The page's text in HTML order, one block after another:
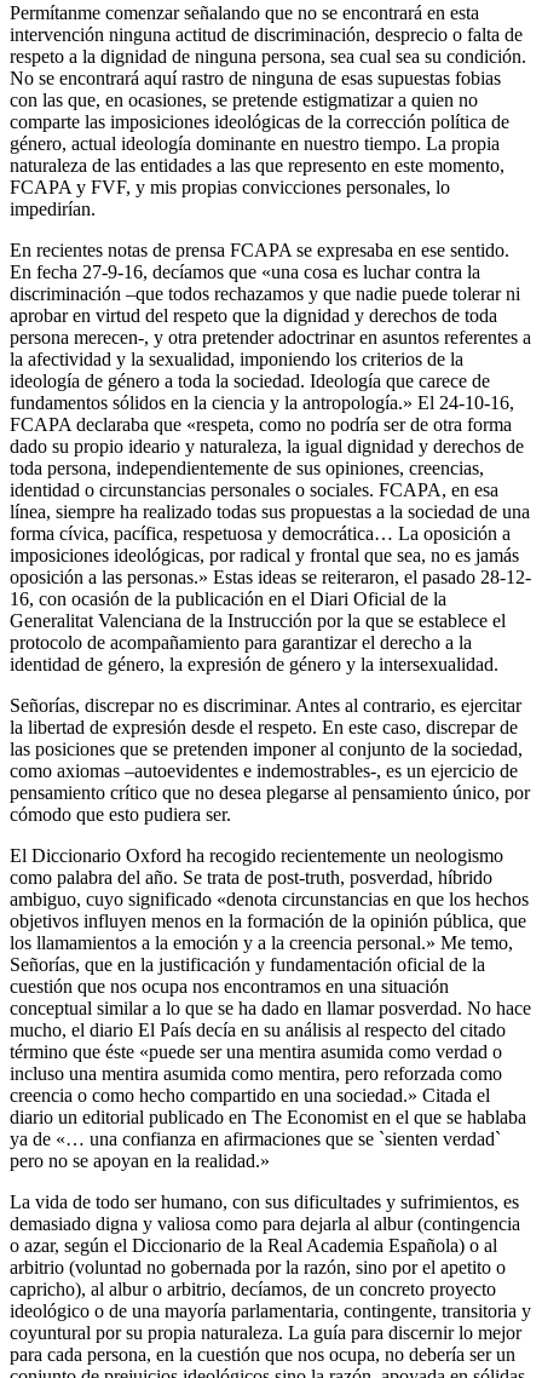
Permítanme comenzar señalando que no se encontrará en esta
intervención ninguna actitud de discriminación, desprecio o falta de
respeto a la dignidad de ninguna persona, sea cual sea su condición.
No se encontrará aquí rastro de ninguna de esas supuestas fobias
con las que, en ocasiones, se pretende estigmatizar a quien no
comparte las imposiciones ideológicas de la corrección política de
género, actual ideología dominante en nuestro tiempo. La propia
naturaleza de las entidades a las que represento en este momento,
FCAPA y FVF, y mis propias convicciones personales, lo
impedirían.
En recientes notas de prensa FCAPA se expresaba en ese sentido.
En fecha 27-9-16, decíamos que «una cosa es luchar contra la
discriminación –que todos rechazamos y que nadie puede tolerar ni
aprobar en virtud del respeto que la dignidad y derechos de toda
persona merecen-, y otra pretender adoctrinar en asuntos referentes a
la afectividad y la sexualidad, imponiendo los criterios de la
ideología de género a toda la sociedad. Ideología que carece de
fundamentos sólidos en la ciencia y la antropología.» El 24-10-16,
FCAPA declaraba que «respeta, como no podría ser de otra forma
dado su propio ideario y naturaleza, la igual dignidad y derechos de
toda persona, independientemente de sus opiniones, creencias,
identidad o circunstancias personales o sociales. FCAPA, en esa
línea, siempre ha realizado todas sus propuestas a la sociedad de una
forma cívica, pacífica, respetuosa y democrática… La oposición a
imposiciones ideológicas, por radical y frontal que sea, no es jamás
oposición a las personas.» Estas ideas se reiteraron, el pasado 28-12-
16, con ocasión de la publicación en el Diari Oficial de la
Generalitat Valenciana de la Instrucción por la que se establece el
protocolo de acompañamiento para garantizar el derecho a la
identidad de género, la expresión de género y la intersexualidad.
Señorías, discrepar no es discriminar. Antes al contrario, es ejercitar
la libertad de expresión desde el respeto. En este caso, discrepar de
las posiciones que se pretenden imponer al conjunto de la sociedad,
como axiomas –autoevidentes e indemostrables-, es un ejercicio de
pensamiento crítico que no desea plegarse al pensamiento único, por
cómodo que esto pudiera ser.
El Diccionario Oxford ha recogido recientemente un neologismo
como palabra del año. Se trata de post-truth, posverdad, híbrido
ambiguo, cuyo significado «denota circunstancias en que los hechos
objetivos influyen menos en la formación de la opinión pública, que
los llamamientos a la emoción y a la creencia personal.» Me temo,
Señorías, que en la justificación y fundamentación oficial de la
cuestión que nos ocupa nos encontramos en una situación
conceptual similar a lo que se ha dado en llamar posverdad. No hace
mucho, el diario El País decía en su análisis al respecto del citado
término que éste «puede ser una mentira asumida como verdad o
incluso una mentira asumida como mentira, pero reforzada como
creencia o como hecho compartido en una sociedad.» Citada el
diario un editorial publicado en The Economist en el que se hablaba
ya de «… una confianza en afirmaciones que se `sienten verdad`
pero no se apoyan en la realidad.»
La vida de todo ser humano, con sus dificultades y sufrimientos, es
demasiado digna y valiosa como para dejarla al albur (contingencia
o azar, según el Diccionario de la Real Academia Española) o al
arbitrio (voluntad no gobernada por la razón, sino por el apetito o
capricho), al albur o arbitrio, decíamos, de un concreto proyecto
ideológico o de una mayoría parlamentaria, contingente, transitoria y
coyuntural por su propia naturaleza. La guía para discernir lo mejor
para cada persona, en la cuestión que nos ocupa, no debería ser un